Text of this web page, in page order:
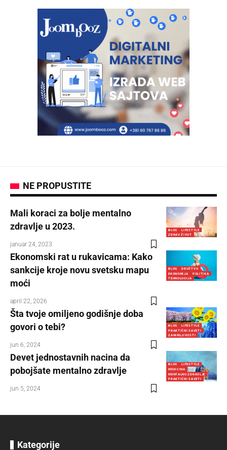
NE PROPUSTITE
BLOG
LIFESTYLE
ZDRAV ŽIVOT
Mali koraci za bolje mentalno
zdravlje u 2023.
januar 24, 2023
BLOG
DRUŠTVO
EKONOMIJA
POLITIKA
TEHNOLOGIJA
Ekonomski rat u rukavicama: Kako
sankcije kroje novu svetsku mapu
moći
april 22, 2026
BLOG
LIFESTYLE
PRAKTIČNI SAVETI
ZANIMLJIVOSTI
Šta tvoje omiljeno godišnje doba
govori o tebi?
jun 6, 2024
BLOG
LIFESTYLE
MEDICINA
MENTALNO ZDRAVLJE
PRAKTIČNI SAVETI
Devet jednostavnih nacina da
pobojšate mentalno zdravlje
jun 5, 2024
Kategorije